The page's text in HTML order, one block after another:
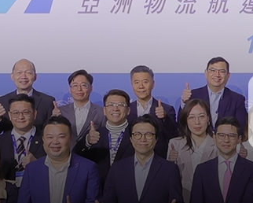
組織架構
組織架構
董事局
研究顧問
招標通告
可獲授權之
應用於公共
重點項目
資助計劃
資助計劃
稅務優惠
申請
評審
獎項
新聞中心
媒體報導
新聞稿
會員列表
會員登入